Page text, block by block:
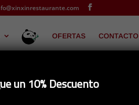
OFERTAS CONTACTO
O COMBINADO)
un 10% Descuento